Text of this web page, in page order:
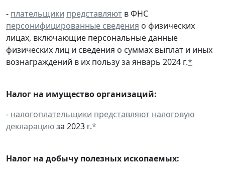
- плательщики представляют в ФНС
персонифицированные сведения о физических
лицах, включающие персональные данные
физических лиц и сведения о суммах выплат и иных
вознаграждений в их пользу за январь 2024 г.*
Налог на имущество организаций:
- налогоплательщики представляют налоговую
декларациюза 2023 г.*
Налог на добычу полезных ископаемых: